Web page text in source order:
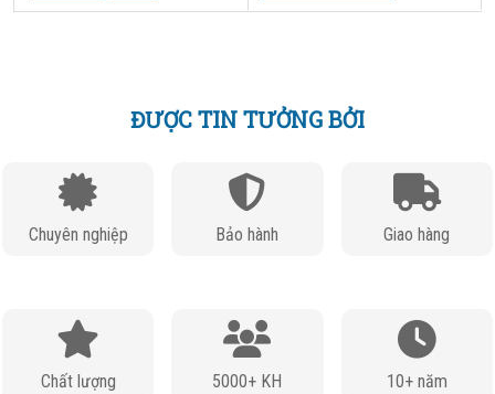
ĐƯỢC TIN TƯỞNG BỞI
Chuyên nghiệp Bảo hành Giao hàng
Chất lượng 5000+ KH 10+ năm